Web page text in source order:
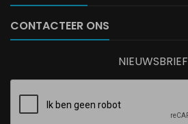
CONTACTEER ONS
NIEUWSBRIEF